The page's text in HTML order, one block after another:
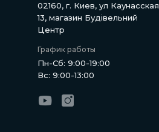
02160, г. Киев, ул Каунасская
13, магазин Будівельний
Центр
График работы
Пн-Сб: 9:00-19:00
Вс: 9:00-13:00